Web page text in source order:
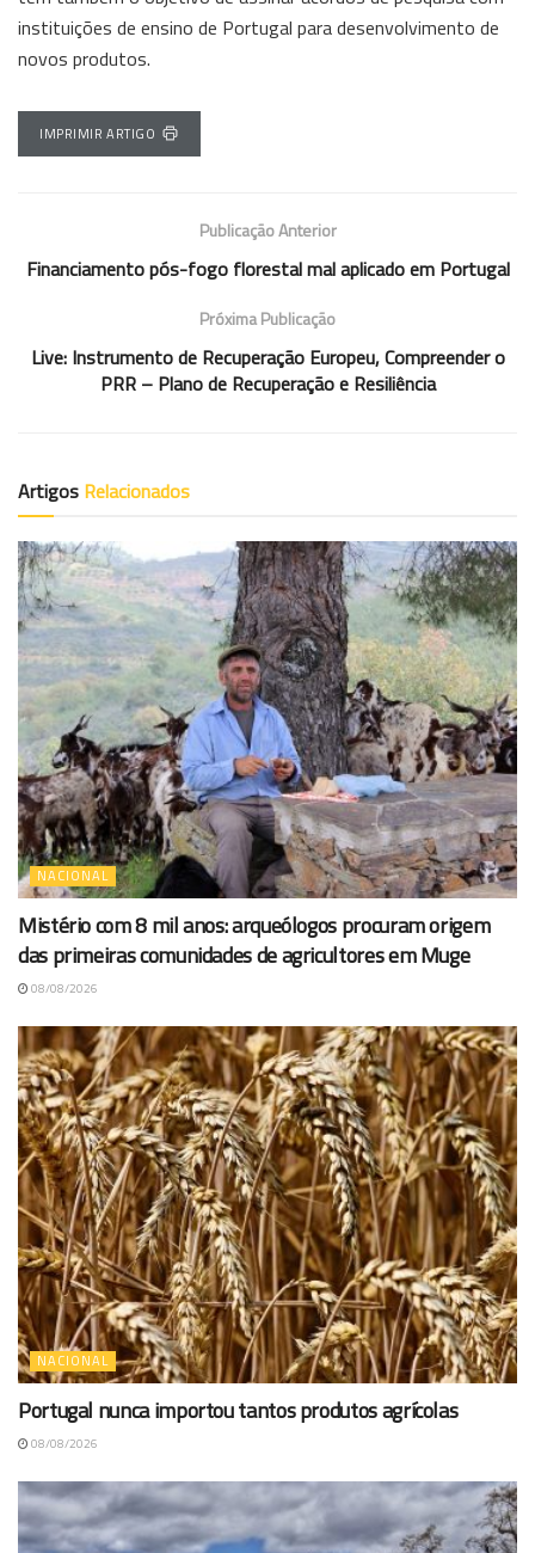
instituições de ensino de Portugal para desenvolvimento de
novos produtos.
IMPRIMIR ARTIGO
Publicação Anterior
Financiamento pós-fogo florestal mal aplicado em Portugal
Próxima Publicação
Live: Instrumento de Recuperação Europeu, Compreender o
PRR – Plano de Recuperação e Resiliência
Artigos Relacionados
NACIONAL
Mistério com 8 mil anos: arqueólogos procuram origem
das primeiras comunidades de agricultores em Muge
08/08/2026
NACIONAL
Portugal nunca importou tantos produtos agrícolas
08/08/2026